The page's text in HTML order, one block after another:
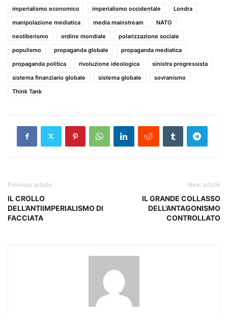
imperialismo economico
imperialismo occidentale
Londra
manipolazione mediatica
media mainstream
NATO
neoliberismo
ordine mondiale
polarizzazione sociale
populismo
propaganda globale
propaganda mediatica
propaganda politica
rivoluzione ideologica
sinistra progressista
sistema finanziario globale
sistema globale
sovranismo
Think Tank
Previous article
IL CROLLO
DELL’ANTIIMPERIALISMO DI
FACCIATA
Next article
IL GRANDE COLLASSO
DELL’ANTAGONISMO
CONTROLLATO